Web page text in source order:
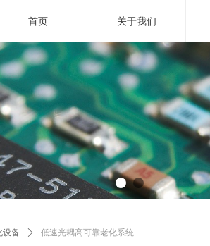
首页 关于我们
引领未来 .
用智能感
设备 ꄲ 低速光耦高可靠老化系统